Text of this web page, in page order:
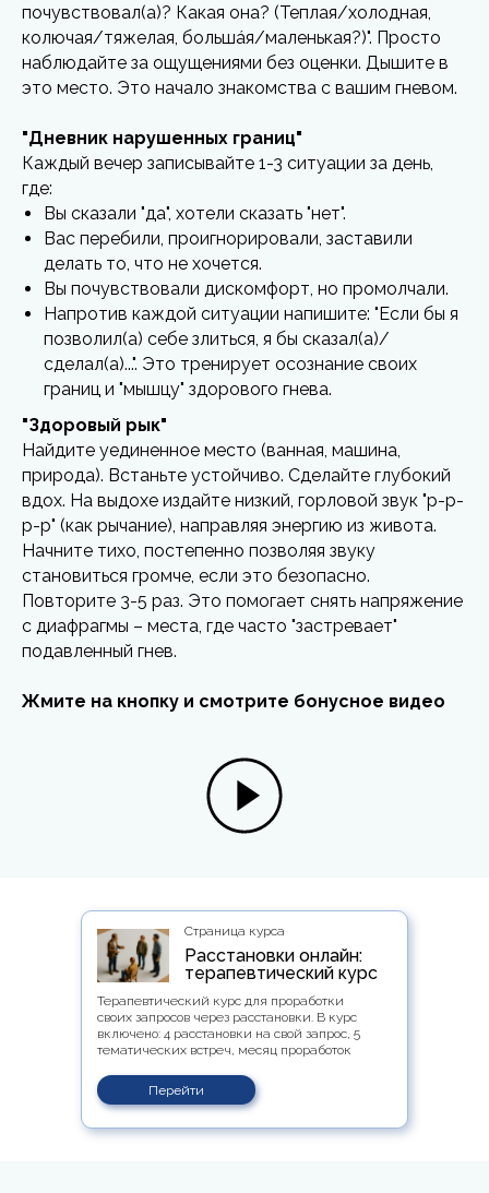
почувствовал(а)? Какая она? (Теплая/холодная,
колючая/тяжелая, большáя/маленькая?)". Просто
наблюдайте за ощущениями без оценки. Дышите в
это место. Это начало знакомства с вашим гневом.
"Дневник нарушенных границ"
Каждый вечер записывайте 1-3 ситуации за день,
где:
Вы сказали "да", хотели сказать "нет".
Вас перебили, проигнорировали, заставили
делать то, что не хочется.
Вы почувствовали дискомфорт, но промолчали.
Напротив каждой ситуации напишите: "Если бы я
позволил(а) себе злиться, я бы сказал(а)/
сделал(а)...". Это тренирует осознание своих
границ и "мышцу" здорового гнева.
"Здоровый рык"
Найдите уединенное место (ванная, машина,
природа). Встаньте устойчиво. Сделайте глубокий
вдох. На выдохе издайте низкий, горловой звук "р-р-
р-р" (как рычание), направляя энергию из живота.
Начните тихо, постепенно позволяя звуку
становиться громче, если это безопасно.
Повторите 3-5 раз. Это помогает снять напряжение
с диафрагмы – места, где часто "застревает"
подавленный гнев.
Жмите на кнопку и смотрите бонусное видео
Страница курса
Терапевтический курс для проработки
своих запросов через расстановки. В курс
включено: 4 расстановки на свой запрос, 5
тематических встреч, месяц проработок
Расстановки онлайн:
терапевтический курс
Перейти